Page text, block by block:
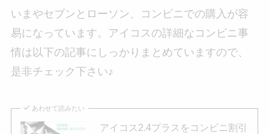
いまやセブンとローソン、コンビニでの購入が容
易になっています。アイコスの詳細なコンビニ事
情は以下の記事にしっかりまとめていますので、
是非チェック下さい♪
あわせて読みたい
アイコス2.4プラスをコンビニ割引